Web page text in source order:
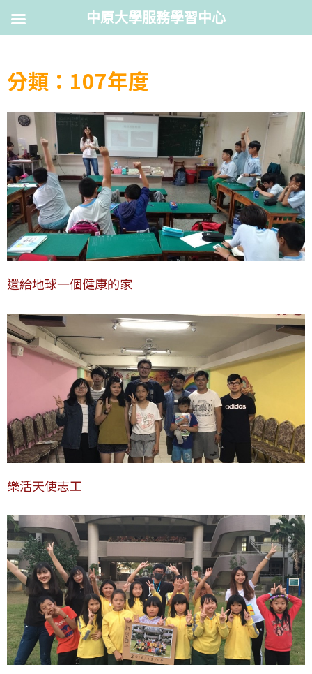
分類：107年度
還給地球一個健康的家
樂活天使志工
中原大學服務學習中心